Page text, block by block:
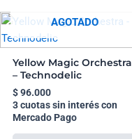
AGOTADO
Yellow Magic Orchestra
– Technodelic
$96.000
3 cuotas sin interés con
Mercado Pago